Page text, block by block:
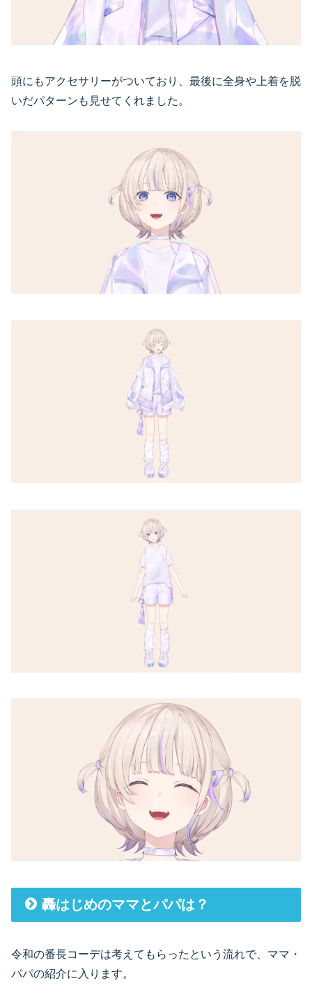
頭にもアクセサリーがついており、最後に全身や上着を脱
いだパターンも見せてくれました。
轟はじめのママとパパは？
令和の番長コーデは考えてもらったという流れで、ママ・
パパの紹介に入ります。